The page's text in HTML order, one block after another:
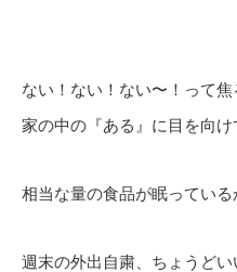
ない！ない！ない〜！って焦
家の中の『ある』に目を向け
相当な量の食品が眠っている
週末の外出自粛、ちょうどい